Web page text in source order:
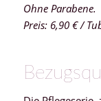
Ohne Parabene.
Preis: 6,90 € /